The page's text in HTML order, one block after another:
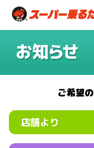
ご希望
店舗より